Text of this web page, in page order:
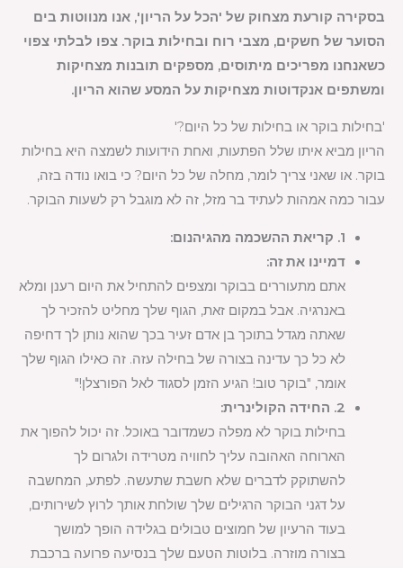
בסקירה קורעת מצחוק של 'הכל על הריון', אנו מנווטות בים
הסוער של חשקים, מצבי רוח ובחילות בוקר. צפו לבלתי צפוי
כשאנחנו מפריכים מיתוסים, מספקים תובנות מצחיקות
ומשתפים אנקדוטות מצחיקות על המסע שהוא הריון.
'בחילות בוקר או בחילות של כל היום?'
הריון מביא איתו שלל הפתעות, ואחת הידועות לשמצה היא בחילות
בוקר. או שאני צריך לומר, מחלה של כל היום? כי בואו נודה בזה,
עבור כמה אמהות לעתיד בר מזל, זה לא מוגבל רק לשעות הבוקר.
1. קריאת ההשכמה מהגיהנום:
דמיינו את זה:
אתם מתעוררים בבוקר ומצפים להתחיל את היום רענן ומלא
באנרגיה. אבל במקום זאת, הגוף שלך מחליט להזכיר לך
שאתה מגדל בתוכך בן אדם זעיר בכך שהוא נותן לך דחיפה
לא כל כך עדינה בצורה של בחילה עזה. זה כאילו הגוף שלך
אומר, "בוקר טוב! הגיע הזמן לסגוד לאל הפורצלן!"
2. החידה הקולינרית:
בחילות בוקר לא מפלה כשמדובר באוכל. זה יכול להפוך את
הארוחה האהובה עליך לחוויה מטרידה ולגרום לך
להשתוקק לדברים שלא חשבת שתעשה. לפתע, המחשבה
על דגני הבוקר הרגילים שלך שולחת אותך לרוץ לשירותים,
בעוד הרעיון של חמוצים טבולים בגלידה הופך למושך
בצורה מוזרה. בלוטות הטעם שלך בנסיעה פרועה ברכבת